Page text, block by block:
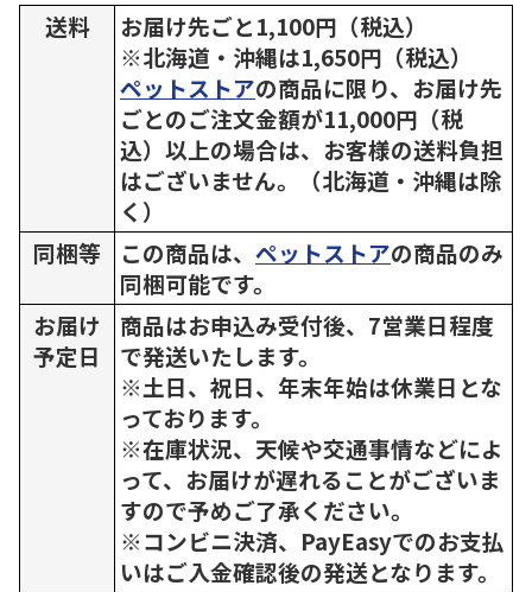
送料
お届け先ごと1,100円（税込）
※北海道・沖縄は1,650円（税込）
ペットストアの商品に限り、お届け先
ごとのご注文金額が11,000円（税
込）以上の場合は、お客様の送料負担
はございません。（北海道・沖縄は除
く）
同梱等
この商品は、 ペットストアの商品のみ
同梱可能です。
お届け
予定日
商品はお申込み受付後、7営業日程度
で発送いたします。
※土日、祝日、年末年始は休業日とな
っております。
※在庫状況、天候や交通事情などによ
って、お届けが遅れることがございま
すので予めご了承ください。
※コンビニ決済、PayEasyでのお支払
いはご入金確認後の発送となります。